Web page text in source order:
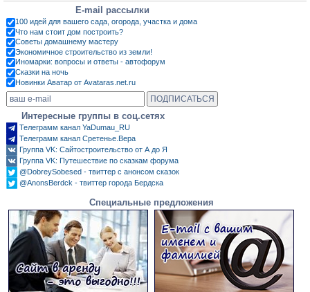
E-mail рассылки
100 идей для вашего сада, огорода, участка и дома
Что нам стоит дом построить?
Советы домашнему мастеру
Экономичное строительство из земли!
Иномарки: вопросы и ответы - автофорум
Сказки на ночь
Новинки Аватар от Avataras.net.ru
Интересные группы в соц.сетях
Телеграмм канал YaDumau_RU
Телеграмм канал Сретенье.Вера
Группа VK: Сайтостроительство от А до Я
Группа VK: Путешествие по сказкам форума
@DobreySobesed - твиттер с анонсом сказок
@AnonsBerdck - твиттер города Бердска
Специальные предложения